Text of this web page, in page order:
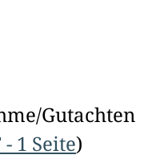
Gutachten
- 1 Seite)